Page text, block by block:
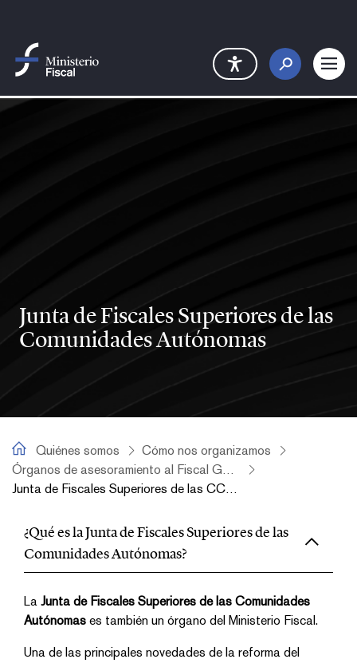
Junta de Fiscales Superiores de las
Comunidades Autónomas
Quiénes somos
Quiénes somos
Cómo nos organizamos
Órganos de asesoramiento al Fiscal General del Estado
Junta de Fiscales Superiores de las CCAA
Junta de Fiscales Superiores
¿Qué es la Junta de Fiscales Superiores de las
Comunidades Autónomas?
La Junta de Fiscales Superiores de las Comunidades
Autónomas es también un órgano del Ministerio Fiscal.
Una de las principales novedades de la reforma del